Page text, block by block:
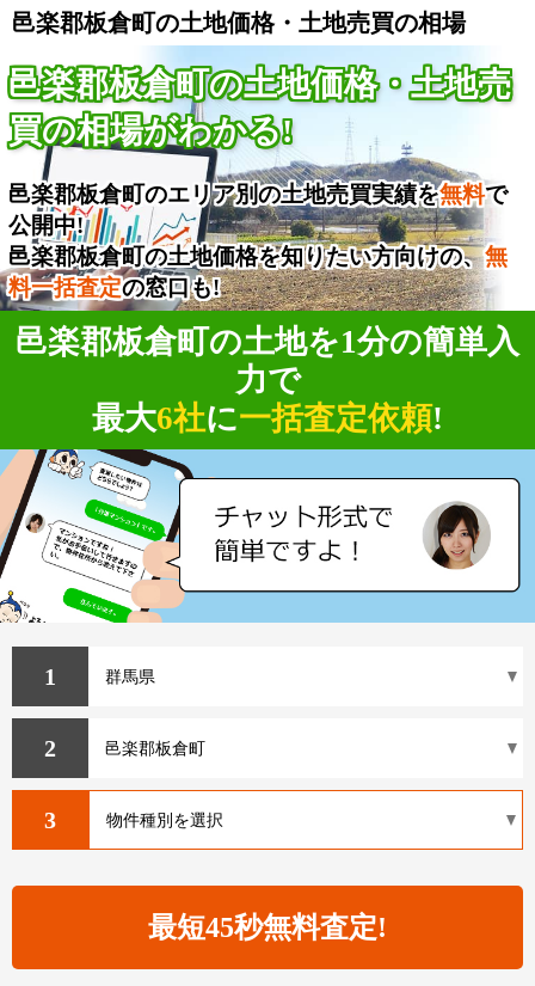
邑楽郡板倉町の土地価格・土地売買の相場
邑楽郡板倉町の土地価格・土地売
買の相場がわかる!
邑楽郡板倉町のエリア別の土地売買実績を無料で
公開中!
邑楽郡板倉町の土地価格を知りたい方向けの、無
料一括査定の窓口も!
邑楽郡板倉町の土地を1分の簡単入
力で
最大6社に一括査定依頼!
1
2
3